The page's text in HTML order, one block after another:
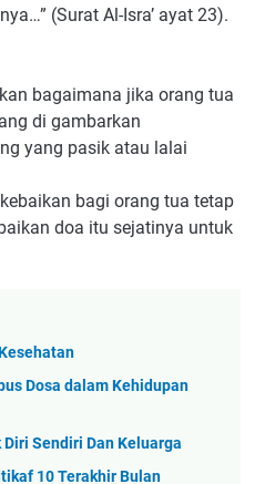
(Surat Al-Isra’ ayat 23).
bagaimana jika orang tua
di gambarkan
yang pasik atau lalai
bagi orang tua tetap
doa itu sejatinya untuk
Dosa dalam Kehidupan
Sendiri Dan Keluarga
10 Terakhir Bulan